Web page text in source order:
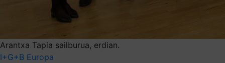
Arantxa Tapia sailburua, erdian.
I+G+B Europa